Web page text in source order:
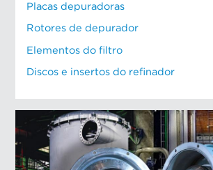
Placas depuradoras
Rotores de depurador
Elementos do filtro
Discos e insertos do refinador